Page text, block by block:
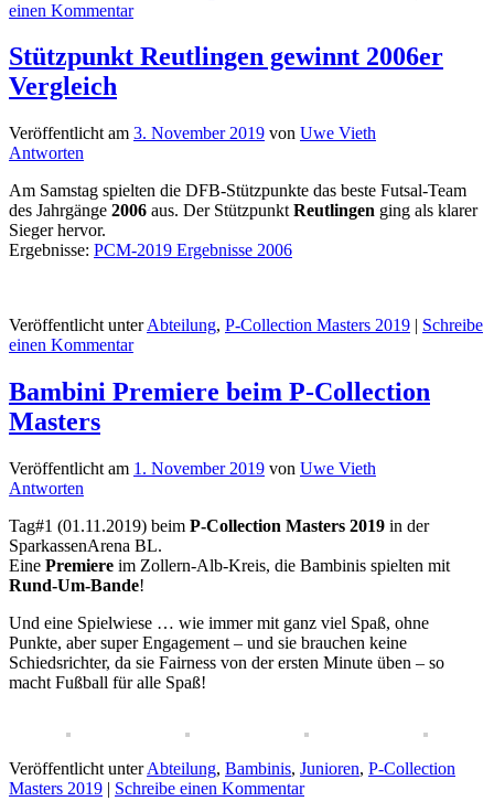
einen Kommentar
Stützpunkt Reutlingen gewinnt 2006er
Vergleich
Veröffentlicht am 3. November 2019 von Uwe Vieth
Antworten
Am Samstag spielten die DFB-Stützpunkte das beste Futsal-Team
des Jahrgänge 2006 aus. Der Stützpunkt Reutlingen ging als klarer
Sieger hervor.
Ergebnisse: PCM-2019 Ergebnisse 2006
Veröffentlicht unter Abteilung, P-Collection Masters 2019 | Schreibe
einen Kommentar
Bambini Premiere beim P-Collection
Masters
Veröffentlicht am 1. November 2019 von Uwe Vieth
Antworten
Tag#1 (01.11.2019) beim P-Collection Masters 2019 in der
SparkassenArena BL.
Eine Premiere im Zollern-Alb-Kreis, die Bambinis spielten mit
Rund-Um-Bande!
Und eine Spielwiese … wie immer mit ganz viel Spaß, ohne
Punkte, aber super Engagement – und sie brauchen keine
Schiedsrichter, da sie Fairness von der ersten Minute üben – so
macht Fußball für alle Spaß!
Veröffentlicht unter Abteilung, Bambinis, Junioren, P-Collection
Masters 2019 | Schreibe einen Kommentar